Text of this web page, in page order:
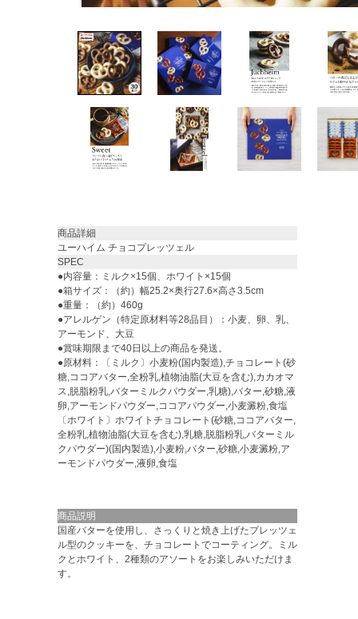
商品詳細
ユーハイム チョコプレッツェル
SPEC
●内容量：ミルク×15個、ホワイト×15個
●箱サイズ：（約）幅25.2×奥行27.6×高さ3.5cm
●重量：（約）460g
●アレルゲン（特定原材料等28品目）：小麦、卵、乳、
アーモンド、大豆
●賞味期限まで40日以上の商品を発送。
●原材料：〔ミルク〕小麦粉(国内製造),チョコレート(砂
糖,ココアバター,全粉乳,植物油脂(大豆を含む),カカオマ
ス,脱脂粉乳,バターミルクパウダー,乳糖),バター,砂糖,液
卵,アーモンドパウダー,ココアパウダー,小麦澱粉,食塩
〔ホワイト〕ホワイトチョコレート(砂糖,ココアバター,
全粉乳,植物油脂(大豆を含む),乳糖,脱脂粉乳,バターミル
クパウダー)(国内製造),小麦粉,バター,砂糖,小麦澱粉,ア
ーモンドパウダー,液卵,食塩
商品説明
国産バターを使用し、さっくりと焼き上げたプレッツェ
ル型のクッキーを、チョコレートでコーティング。ミル
クとホワイト、2種類のアソートをお楽しみいただけま
す。